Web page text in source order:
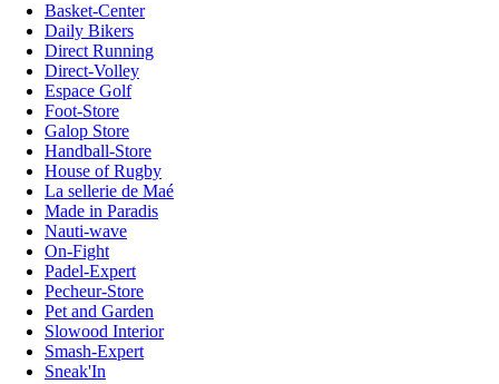
Basket-Center
Daily Bikers
Direct Running
Direct-Volley
Espace Golf
Foot-Store
Galop Store
Handball-Store
House of Rugby
La sellerie de Maé
Made in Paradis
Nauti-wave
On-Fight
Padel-Expert
Pecheur-Store
Pet and Garden
Slowood Interior
Smash-Expert
Sneak'In